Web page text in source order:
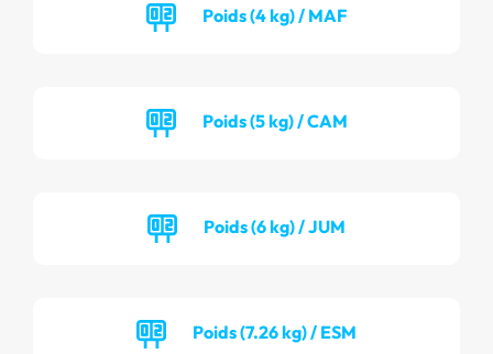
Poids (4 kg) / MAF
Poids (5 kg) / CAM
Poids (6 kg) / JUM
Poids (7.26 kg) / ESM